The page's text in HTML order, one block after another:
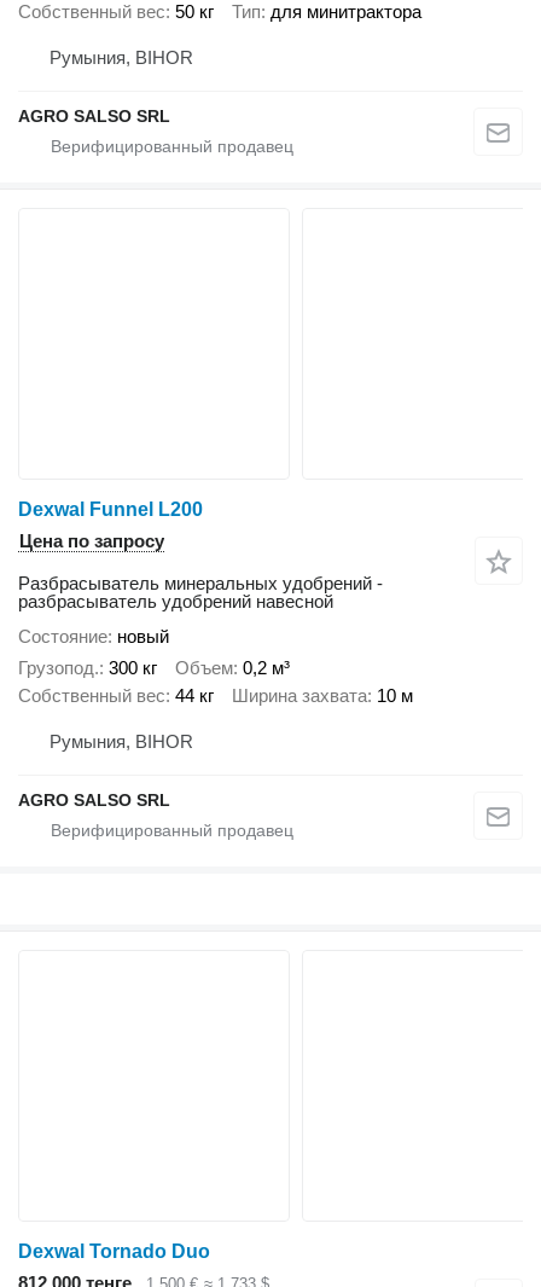
Собственный вес 50 кг Тип для минитрактора
Румыния, BIHOR
AGRO SALSO SRL
Dexwal Funnel L200
Цена по запросу
Разбрасыватель минеральных удобрений -
разбрасыватель удобрений навесной
Состояние новый
Грузопод. 300 кг Объем 0,2 м³
Собственный вес 44 кг Ширина захвата 10 м
Румыния, BIHOR
AGRO SALSO SRL
Dexwal Tornado Duo
812 000 тенге